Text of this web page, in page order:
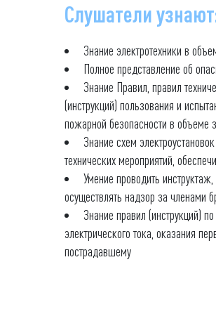
Слушатели
Знание электротехники в
Полное представление об
Знание Правил, правил
(инструкций) пользования и
пожарной безопасности в объеме
Знание схем
технических мероприятий,
Умение проводить
осуществлять надзор за членами
Знание правил (инструкций)
электрического тока, оказания
пострадавшему